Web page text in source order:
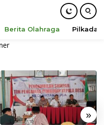
Berita Olahraga Pilkada
»